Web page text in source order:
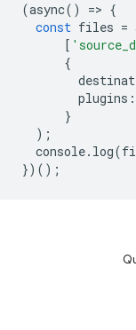
(async() => {
const files =
[
{
plugins :
}
);
console. log(
})();